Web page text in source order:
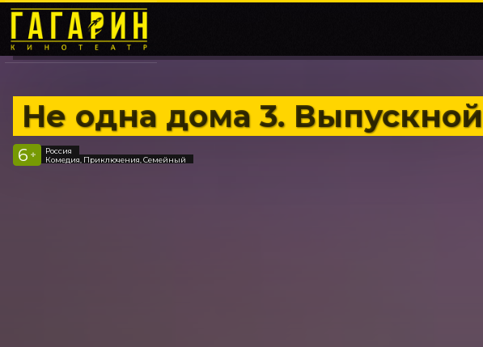
Не одна дома 3. Выпускной
6 +
Россия
Комедия, Приключения, Семейный